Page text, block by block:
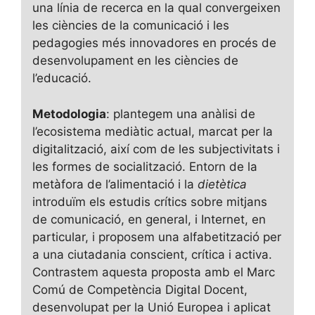
una línia de recerca en la qual convergeixen
les ciències de la comunicació i les
pedagogies més innovadores en procés de
desenvolupament en les ciències de
l’educació.
Metodologia: plantegem una anàlisi de
l’ecosistema mediàtic actual, marcat per la
digitalització, així com de les subjectivitats i
les formes de socialització. Entorn de la
metàfora de l’alimentació i la dietètica
introduïm els estudis crítics sobre mitjans
de comunicació, en general, i Internet, en
particular, i proposem una alfabetització per
a una ciutadania conscient, crítica i activa.
Contrastem aquesta proposta amb el Marc
Comú de Competència Digital Docent,
desenvolupat per la Unió Europea i aplicat